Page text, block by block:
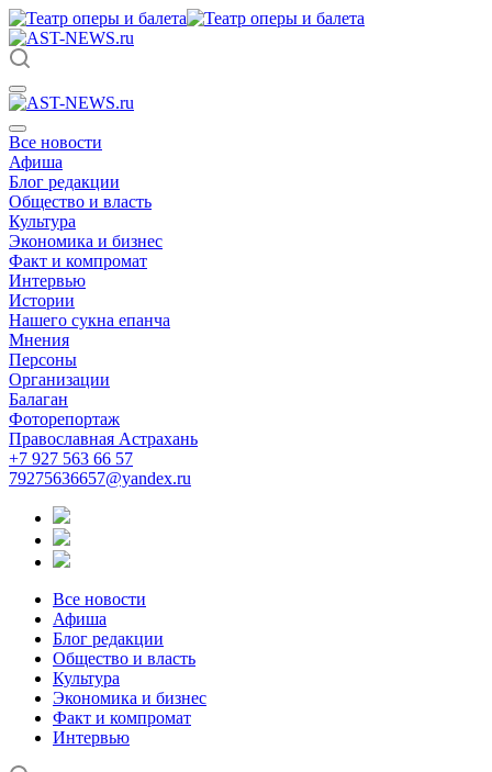
Все новости
Афиша
Блог редакции
Общество и власть
Культура
Экономика и бизнес
Факт и компромат
Интервью
Истории
Нашего сукна епанча
Мнения
Персоны
Организации
Балаган
Фоторепортаж
Православная Астрахань
+7 927 563 66 57
79275636657@yandex.ru
Все новости
Афиша
Блог редакции
Общество и власть
Культура
Экономика и бизнес
Факт и компромат
Интервью